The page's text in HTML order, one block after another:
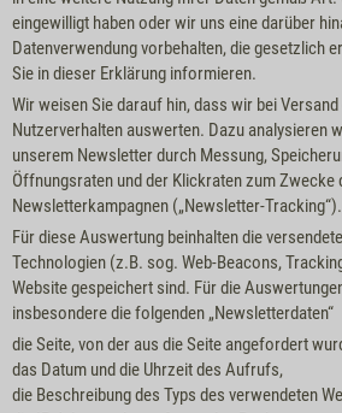
eingewilligt haben oder wir uns eine darüber
Datenverwendung vorbehalten, die gesetzlich
Sie in dieser Erklärung informieren.
Wir weisen Sie darauf hin, dass wir bei
Nutzerverhalten auswerten. Dazu analysieren
unserem Newsletter durch Messung,
Öffnungsraten und der Klickraten zum
Newsletterkampagnen („Newsletter-Tracking“).
Für diese Auswertung beinhalten die
Technologien (z.B. sog. Web-Beacons,
Website gespeichert sind. Für die
insbesondere die folgenden „Newsletterdaten“
die Seite, von der aus die Seite angefordert
das Datum und die Uhrzeit des Aufrufs,
die Beschreibung des Typs des verwendeten